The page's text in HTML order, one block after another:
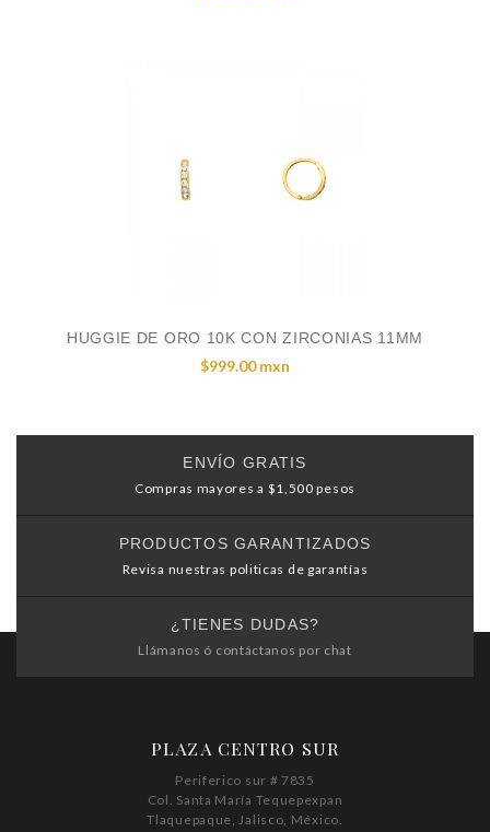
HUGGIE DE ORO 10K CON ZIRCONIAS 11MM
$999.00 mxn
ENVÍO GRATIS
Compras mayores a $1,500 pesos
PRODUCTOS GARANTIZADOS
Revisa nuestras politicas de garantías
¿TIENES DUDAS?
Llámanos ó contáctanos por chat
PLAZA CENTRO SUR
Periferico sur # 7835
Col. Santa María Tequepexpan
Tlaquepaque, Jalisco, México.